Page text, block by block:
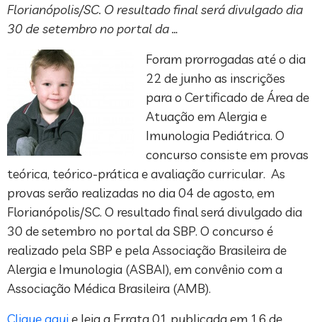
Florianópolis/SC. O resultado final será divulgado dia
30 de setembro no portal da …
Foram prorrogadas até o dia
22 de junho as inscrições
para o Certificado de Área de
Atuação em Alergia e
Imunologia Pediátrica. O
concurso consiste em provas
teórica, teórico-prática e avaliação curricular. As
provas serão realizadas no dia 04 de agosto, em
Florianópolis/SC. O resultado final será divulgado dia
30 de setembro no portal da SBP. O concurso é
realizado pela SBP e pela Associação Brasileira de
Alergia e Imunologia (ASBAI), em convênio com a
Associação Médica Brasileira (AMB).